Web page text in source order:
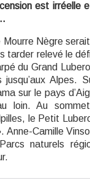
est irréelle
Nègre
tarder relevé le
du Grand
jusqu’aux Alpes.
sur le pays
loin. Au
le Petit
Anne-Camille
naturels